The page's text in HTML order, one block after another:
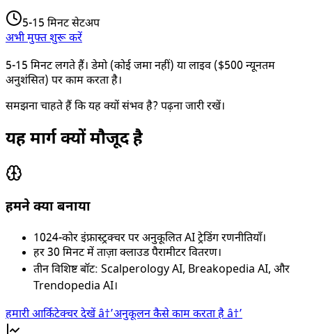
5-15 मिनट सेटअप
अभी मुफ्त शुरू करें
5-15 मिनट लगते हैं। डेमो (कोई जमा नहीं) या लाइव ($500 न्यूनतम
अनुशंसित) पर काम करता है।
समझना चाहते हैं कि यह क्यों संभव है? पढ़ना जारी रखें।
यह मार्ग क्यों मौजूद है
हमने क्या बनाया
1024-कोर इंफ्रास्ट्रक्चर पर अनुकूलित AI ट्रेडिंग रणनीतियाँ।
हर 30 मिनट में ताज़ा क्लाउड पैरामीटर वितरण।
तीन विशिष्ट बॉट: Scalperology AI, Breakopedia AI, और
Trendopedia AI।
हमारी आर्किटेक्चर देखेंâ†’अनुकूलन कैसे काम करता हैâ†’